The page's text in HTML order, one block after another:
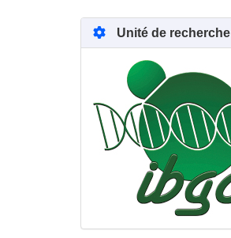
Unité de recherche